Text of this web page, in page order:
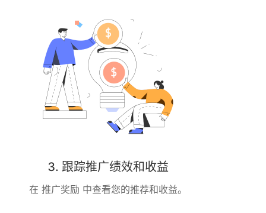
3. 跟踪推广绩效和收益
在 推广奖励 中查看您的推荐和收益。